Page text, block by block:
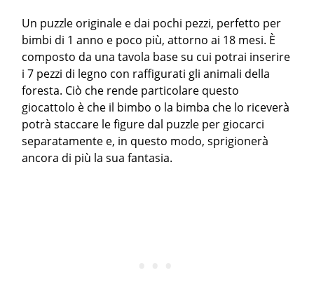
Un puzzle originale e dai pochi pezzi, perfetto per
bimbi di 1 anno e poco più, attorno ai 18 mesi. È
composto da una tavola base su cui potrai inserire
i 7 pezzi di legno con raffigurati gli animali della
foresta. Ciò che rende particolare questo
giocattolo è che il bimbo o la bimba che lo riceverà
potrà staccare le figure dal puzzle per giocarci
separatamente e, in questo modo, sprigionerà
ancora di più la sua fantasia.